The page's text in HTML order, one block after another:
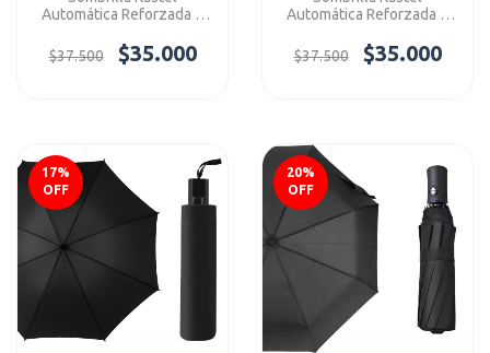
Automática Reforzada 8
$37.500
$35.000
Automática Reforzada 8
$37.500
$35.000
17%
OFF
20%
OFF